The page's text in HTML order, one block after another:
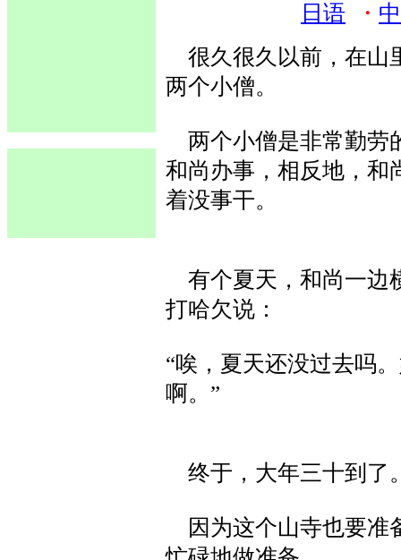
日语 ・
很久很久以前，在山
两个小僧。
两个小僧是非常勤劳
和尚办事，相反地，和
着没事干。
有个夏天，和尚一边
打哈欠说：
“唉，夏天还没过去吗
啊。”
终于，大年三十到了
因为这个山寺也要准